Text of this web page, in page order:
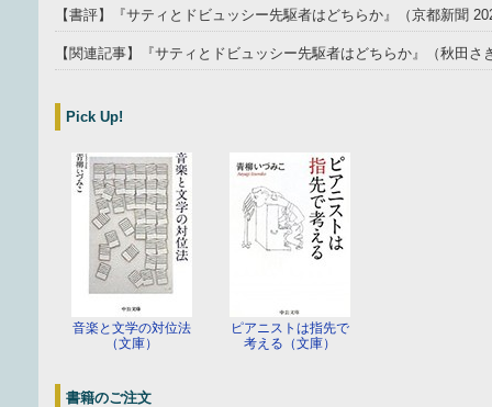
【書評】『サティとドビュッシー先駆者はどちらか』（京都新聞
【関連記事】『サティとドビュッシー先駆者はどちらか』（秋田さ
Pick Up!
音楽と文学の対位法
（文庫）
ピアニストは指先で
考える（文庫）
書籍のご注文